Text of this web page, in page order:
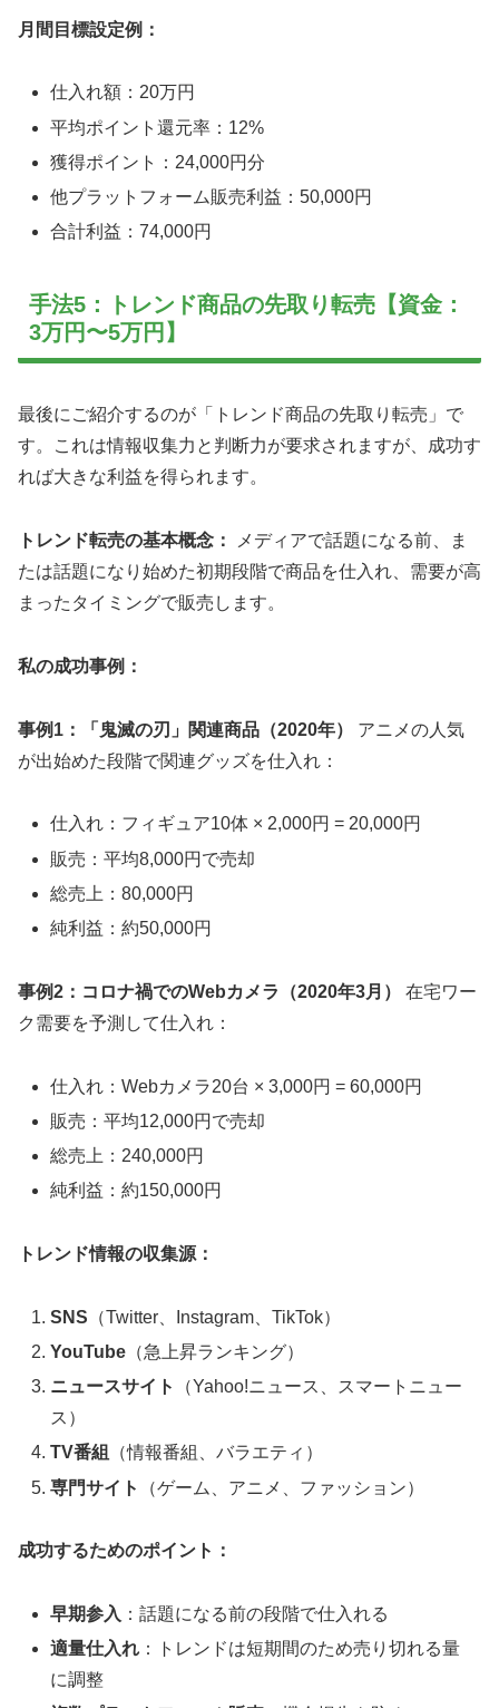
月間目標設定例：
仕入れ額：20万円
平均ポイント還元率：12%
獲得ポイント：24,000円分
他プラットフォーム販売利益：50,000円
合計利益：74,000円
手法5：トレンド商品の先取り転売【資金：
3万円〜5万円】
最後にご紹介するのが「トレンド商品の先取り転売」で
す。これは情報収集力と判断力が要求されますが、成功す
れば大きな利益を得られます。
トレンド転売の基本概念：
メディアで話題になる前、ま
たは話題になり始めた初期段階で商品を仕入れ、需要が高
まったタイミングで販売します。
私の成功事例：
事例1：「鬼滅の刃」関連商品（2020年）
アニメの人気
が出始めた段階で関連グッズを仕入れ：
仕入れ：フィギュア10体 × 2,000円 = 20,000円
販売：平均8,000円で売却
総売上：80,000円
純利益：約50,000円
事例2：コロナ禍でのWebカメラ（2020年3月）
在宅ワー
ク需要を予測して仕入れ：
仕入れ：Webカメラ20台 × 3,000円 = 60,000円
販売：平均12,000円で売却
総売上：240,000円
純利益：約150,000円
トレンド情報の収集源：
SNS （Twitter、Instagram、TikTok）
YouTube （急上昇ランキング）
ニュースサイト
（Yahoo!ニュース、スマートニュー
ス）
TV番組
（情報番組、バラエティ）
専門サイト
（ゲーム、アニメ、ファッション）
成功するためのポイント：
早期参入 ：話題になる前の段階で仕入れる
適量仕入れ ：トレンドは短期間のため売り切れる量
に調整